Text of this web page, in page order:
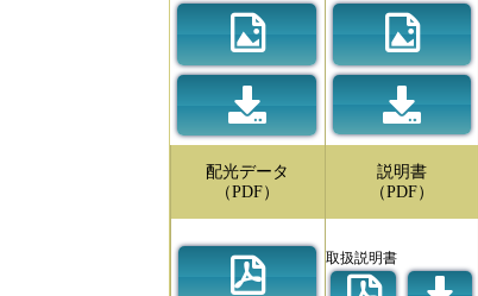
配光データ
（PDF）
説明書
（PDF）
取扱説明書